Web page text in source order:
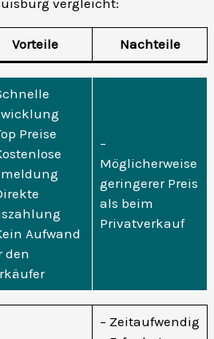
vergleicht:
Vorteile Nachteile
Preise
Aufwand
den
–
Möglicherweise
geringerer Preis
als beim
Privatverkauf
– Zeitaufwendig